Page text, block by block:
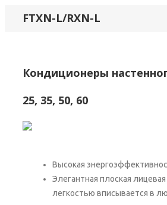
FTXN-L/RXN-L
Кондиционеры
25, 35, 50, 60
Высокая
Элегантная плоская
легкостью вписывается в